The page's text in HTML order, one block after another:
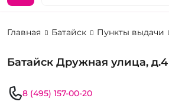
Главная Батайск Пункты выдачи
Батайск Дружная улица, д.4
8 (495) 157-00-20